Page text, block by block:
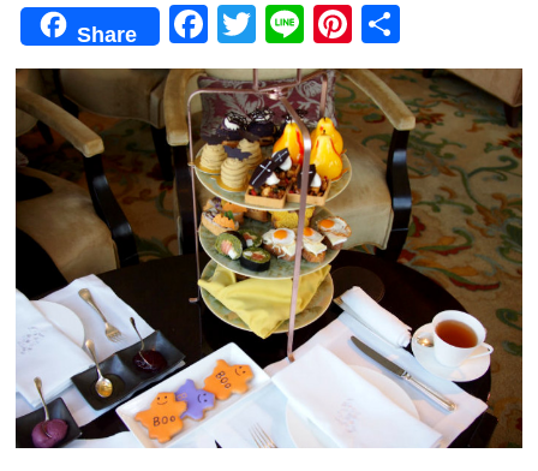
Share
F
a
c
e
b
o
o
k
T
wi
tt
er
Li
n
e
Pi
nt
er
e
st
有